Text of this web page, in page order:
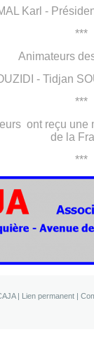
Karl -
***
Animateurs
- Tidjan
***
ont reçu
de la
***
| Lien permanent |